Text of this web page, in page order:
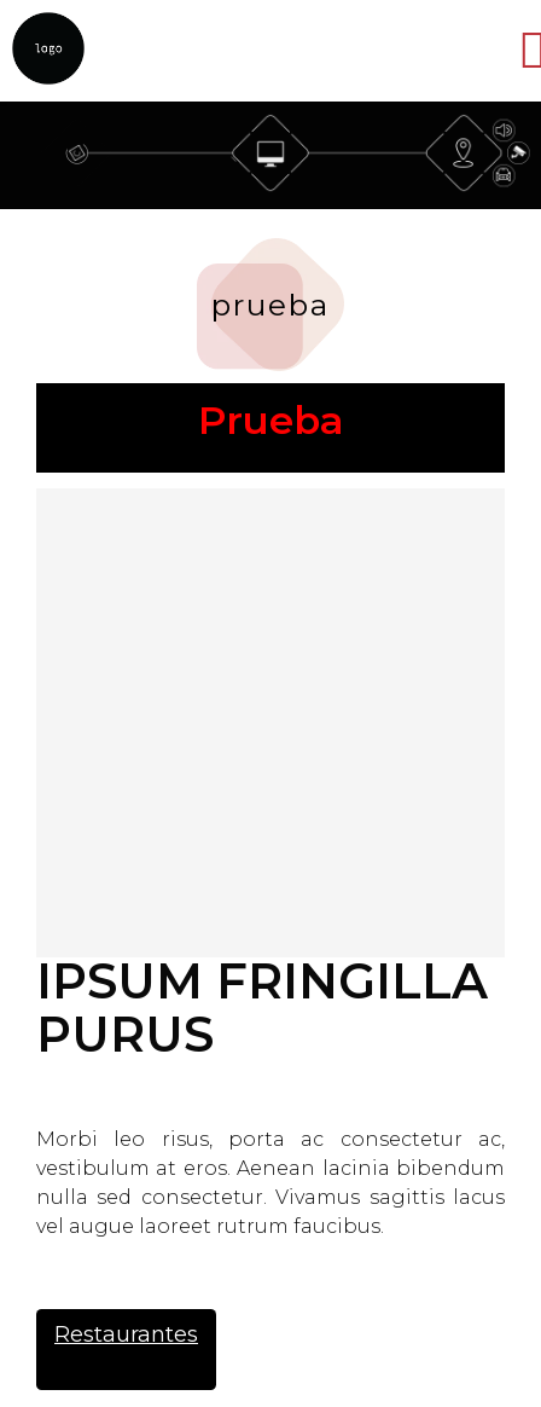
prueba
Prueba
IPSUM FRINGILLA
PURUS
Morbi leo risus, porta ac consectetur ac,
vestibulum at eros. Aenean lacinia bibendum
nulla sed consectetur. Vivamus sagittis lacus
vel augue laoreet rutrum faucibus.
Restaurantes